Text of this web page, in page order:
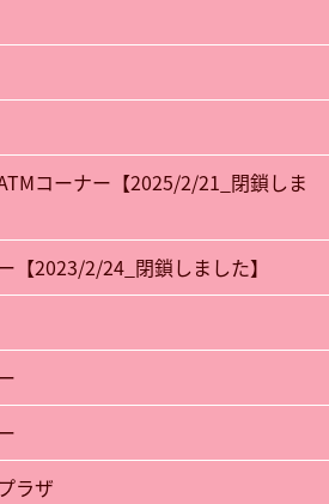
コーナー【2025/2/21_閉鎖しま
【2023/2/24_閉鎖しました】
ラザ